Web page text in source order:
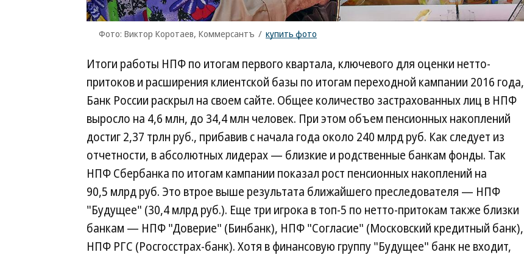
Фото: Виктор Коротаев, Коммерсантъ / купить фото
Итоги работы НПФ по итогам первого квартала, ключевого для оценки нетто-
притоков и расширения клиентской базы по итогам переходной кампании 2016 года,
Банк России раскрыл на своем сайте. Общее количество застрахованных лиц в НПФ
выросло на 4,6 млн, до 34,4 млн человек. При этом объем пенсионных накоплений
достиг 2,37 трлн руб., прибавив с начала года около 240 млрд руб. Как следует из
отчетности, в абсолютных лидерах — близкие и родственные банкам фонды. Так
НПФ Сбербанка по итогам кампании показал рост пенсионных накоплений на
90,5 млрд руб. Это втрое выше результата ближайшего преследователя — НПФ
"Будущее" (30,4 млрд руб.). Еще три игрока в топ-5 по нетто-притокам также близки
банкам — НПФ "Доверие" (Бинбанк), НПФ "Согласие" (Московский кредитный банк),
НПФ РГС (Росгосстрах-банк). Хотя в финансовую группу "Будущее" банк не входит,